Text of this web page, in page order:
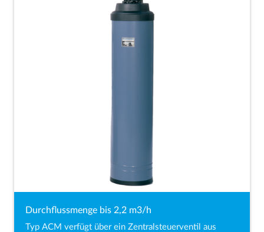
Durchflussmenge bis 2,2 m3/h
Typ ACM verfügt über ein Zentralsteuerventil aus